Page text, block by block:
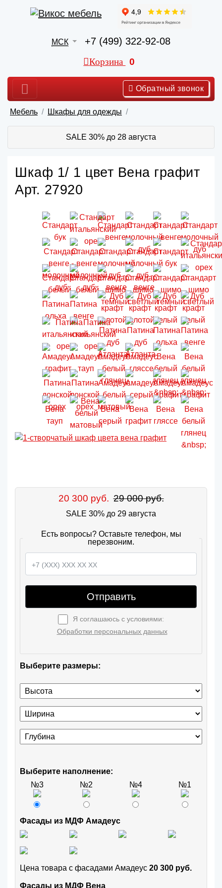
МСК +7 (499) 322-92-08
Корзина 0
Обратный звонок
Мебель Шкафы для одежды
SALE 30% до 28 августа
Шкаф 1/ 1 цвет Вена графит
Арт. 27920
20 300 руб. 29 000 руб.
SALE 30% до 29 августа
Есть вопросы? Оставьте телефон, мы
перезвоним.
Отправить
Я соглашаюсь с условиями:
Обработки персональных данных
Выберите размеры:
Выберите наполнение:
№3
№2 №4 №1
Фасады из МДФ Амадеус
Цена товара с фасадами Амадеус 20 300 руб.
Фасады из МДФ Вена